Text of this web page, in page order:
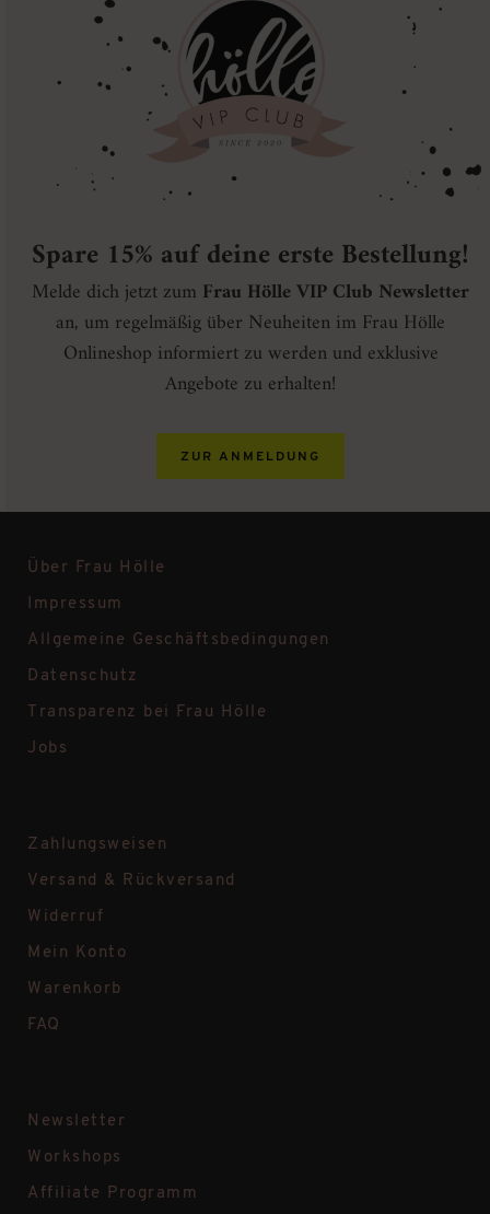
Spare 15% auf deine erste Bestellung!
Melde dich jetzt zum Frau Hölle VIP Club Newsletter
an, um regelmäßig über Neuheiten im Frau Hölle
Onlineshop informiert zu werden und exklusive
Angebote zu erhalten!
ZUR ANMELDUNG
Über Frau Hölle
Impressum
Allgemeine Geschäftsbedingungen
Datenschutz
Transparenz bei Frau Hölle
Jobs
Zahlungsweisen
Versand & Rückversand
Widerruf
Mein Konto
Warenkorb
FAQ
Newsletter
Workshops
Affiliate Programm